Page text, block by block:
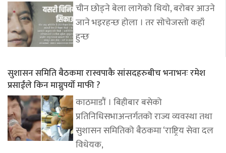
चीन छोड्ने बेला लागेको थियो, बरोबर आउने
जाने भइरहन्छ होला । तर सोचेजस्तो कहाँ
हुन्छ
सुशासन समिति बैठकमा रास्वपाकै सांसदहरुबीच भनाभनः रमेश
प्रसाईंले किन माग्नुपर्यो माफी ?
काठमाडौं । बिहीबार बसेको
प्रतिनिधिसभाअन्तर्गतको राज्य व्यवस्था तथा
सुशासन समितिको बैठकमा ‘राष्ट्रिय सेवा दल
विधेयक,